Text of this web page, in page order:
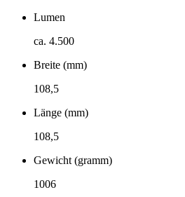
Lumen
ca. 4.500
Breite (mm)
108,5
Länge (mm)
108,5
Gewicht (gramm)
1006